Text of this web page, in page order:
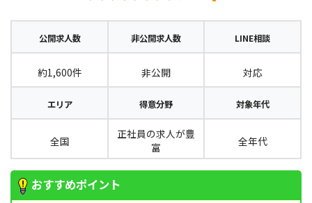
公開求人数 非公開求人数 LINE相談
約1,600件 非公開 対応
エリア 得意分野 対象年代
全国
正社員の求人が豊
富
全年代
おすすめポイント